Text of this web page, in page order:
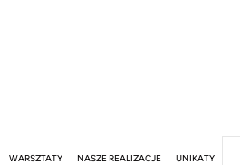
WARSZTATY NASZE REALIZACJE UNIKATY